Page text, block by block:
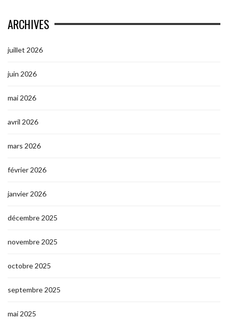
ARCHIVES
juillet 2026
juin 2026
mai 2026
avril 2026
mars 2026
février 2026
janvier 2026
décembre 2025
novembre 2025
octobre 2025
septembre 2025
mai 2025